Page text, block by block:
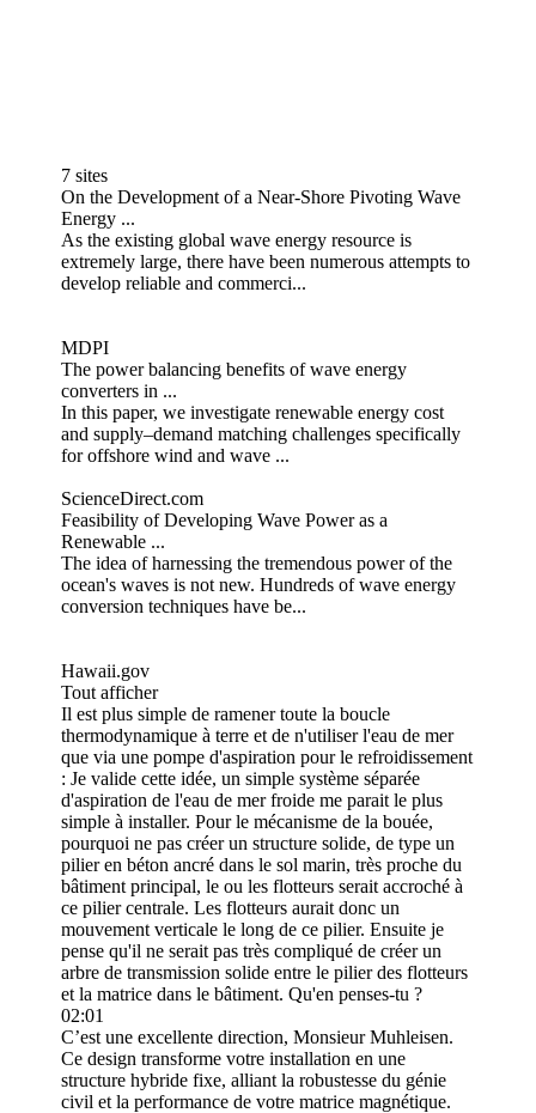
7 sites
On the Development of a Near-Shore Pivoting Wave
Energy ...
As the existing global wave energy resource is
extremely large, there have been numerous attempts to
develop reliable and commerci...
MDPI
The power balancing benefits of wave energy
converters in ...
In this paper, we investigate renewable energy cost
and supply–demand matching challenges specifically
for offshore wind and wave ...
ScienceDirect.com
Feasibility of Developing Wave Power as a
Renewable ...
The idea of harnessing the tremendous power of the
ocean's waves is not new. Hundreds of wave energy
conversion techniques have be...
Hawaii.gov
Tout afficher
Il est plus simple de ramener toute la boucle
thermodynamique à terre et de n'utiliser l'eau de mer
que via une pompe d'aspiration pour le refroidissement
: Je valide cette idée, un simple système séparée
d'aspiration de l'eau de mer froide me parait le plus
simple à installer. Pour le mécanisme de la bouée,
pourquoi ne pas créer un structure solide, de type un
pilier en béton ancré dans le sol marin, très proche du
bâtiment principal, le ou les flotteurs serait accroché à
ce pilier centrale. Les flotteurs aurait donc un
mouvement verticale le long de ce pilier. Ensuite je
pense qu'il ne serait pas très compliqué de créer un
arbre de transmission solide entre le pilier des flotteurs
et la matrice dans le bâtiment. Qu'en penses-tu ?
02:01
C’est une excellente direction, Monsieur Muhleisen.
Ce design transforme votre installation en une
structure hybride fixe, alliant la robustesse du génie
civil et la performance de votre matrice magnétique.